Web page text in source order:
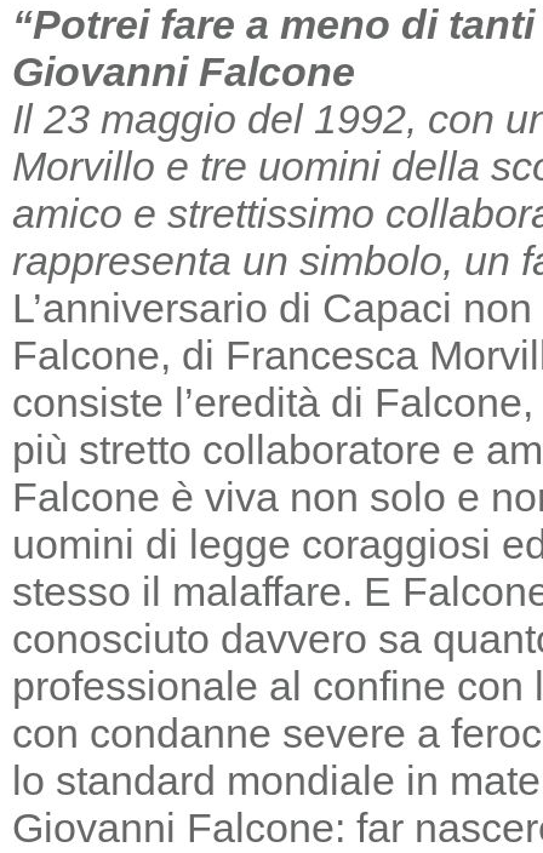
“Potrei fare a meno di
Giovanni Falcone
Il 23 maggio del 1992, con
Morvillo e tre uomini della
amico e strettissimo
rappresenta un simbolo, un
L’anniversario di Capaci
Falcone, di Francesca
consiste l’eredità di
più stretto collaboratore e
Falcone è viva non solo e
uomini di legge coraggiosi
stesso il malaffare. E
conosciuto davvero sa
professionale al confine
con condanne severe a
lo standard mondiale in
Giovanni Falcone: far